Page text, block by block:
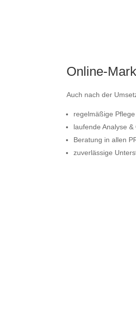
Online-
Auch nach der
regelmäßige
laufende Analyse
Beratung in allen
zuverlässige